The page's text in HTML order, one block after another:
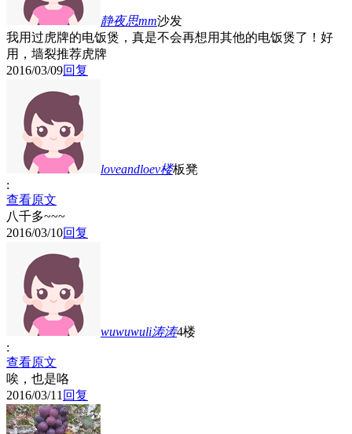
静夜思mm沙发
我用过虎牌的电饭煲，真是不会再想用其他的电饭煲了！好
用，墙裂推荐虎牌
2016/03/09回复
loveandloev楼板凳
:
查看原文
八千多~~~
2016/03/10回复
wuwuwuli涛涛4楼
:
查看原文
唉，也是咯
2016/03/11回复